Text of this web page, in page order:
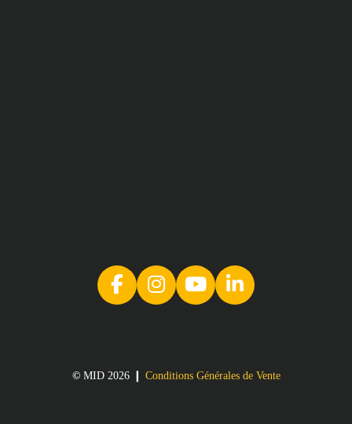
©MID 2026 ❙ Conditions Générales de Vente